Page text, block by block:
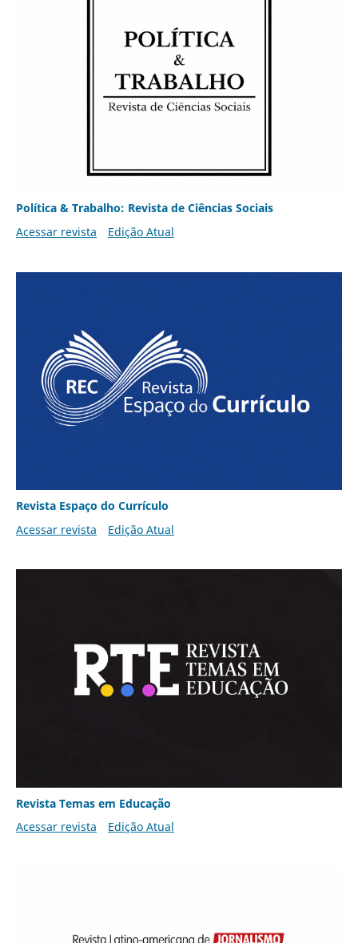
Política & Trabalho: Revista de Ciências Sociais
Acessar revista
Edição Atual
Revista Espaço do Currículo
Acessar revista
Edição Atual
Revista Temas em Educação
Acessar revista
Edição Atual